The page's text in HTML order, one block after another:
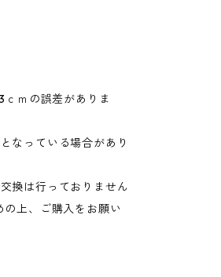
ｍの誤差がありま
なっている場合があり
換は行っておりません
上、ご購入をお願い